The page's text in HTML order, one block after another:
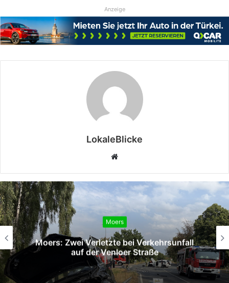
Anzeige
LokaleBlicke
Webseite
Moers
Moers: Zwei Verletzte bei Verkehrsunfall
auf der Venloer Straße